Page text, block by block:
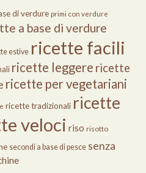
di verdure primi con verdure
a base di verdure
estive ricette facili
ricette leggere ricette
ricette per vegetariani
ricette tradizionali ricette
veloci riso risotto
secondi a base di pesce senza